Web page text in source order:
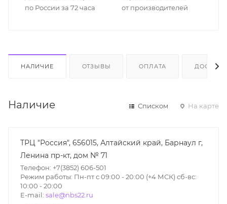
по России за 72 часа
от производителей
НАЛИЧИЕ ОТЗЫВЫ ОПЛАТА
Наличие Списком На карте
ТРЦ "Россия", 656015, Алтайский край, Барнаул г,
Ленина пр-кт, дом № 71
Телефон: +7(3852) 606-501
Режим работы: Пн-пт с 09:00 - 20:00 (+4 МСК) сб-вс:
10:00 - 20:00
E-mail: sale@nbs22.ru